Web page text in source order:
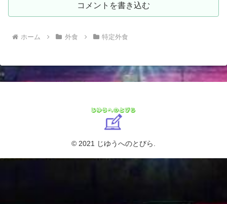
コメントを書き込む
ホーム 外食 特定外食
© 2021 じゆうへのとびら.